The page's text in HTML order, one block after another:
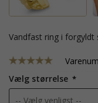
vandfast ring i
Vælg størrelse